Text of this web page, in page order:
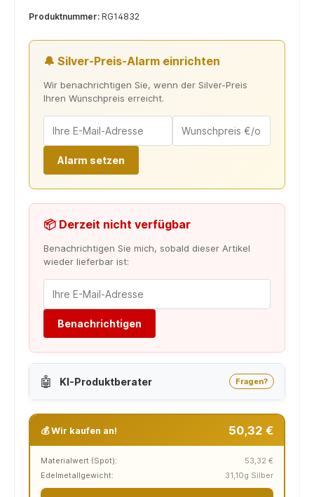
Produktnummer: RG14832
🔔 Silver-Preis-Alarm einrichten
Wir benachrichtigen Sie, wenn der Silver-Preis
Ihren Wunschpreis erreicht.
Alarm setzen
📦 Derzeit nicht verfügbar
Benachrichtigen Sie mich, sobald dieser Artikel
wieder lieferbar ist:
Benachrichtigen
🤖 KI-Produktberater Fragen?
💰 Wir kaufen an! 50,32 €
Materialwert (Spot):
53,32 €
Edelmetallgewicht:
31,10g Silber